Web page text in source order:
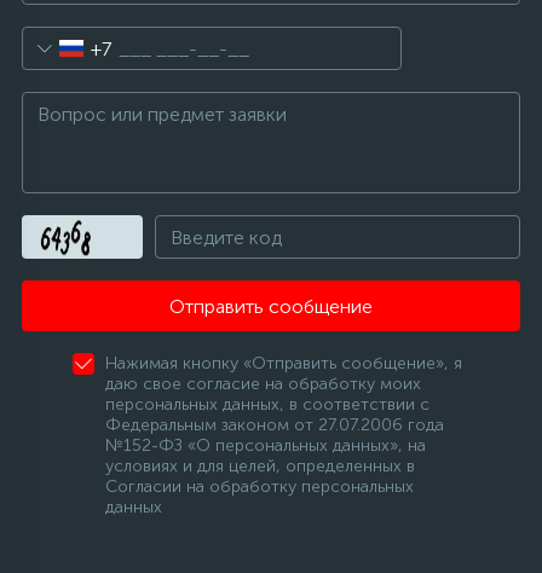
+7
Отправить сообщение
Нажимая кнопку «Отправить сообщение», я
даю свое согласие на обработку моих
персональных данных, в соответствии с
Федеральным законом от 27.07.2006 года
№152-ФЗ «О персональных данных», на
условиях и для целей, определенных в
Согласии на обработку персональных
данных